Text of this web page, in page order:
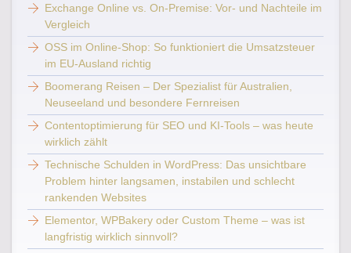
Exchange Online vs. On-Premise: Vor- und Nachteile im
Vergleich
OSS im Online-Shop: So funktioniert die Umsatzsteuer
im EU-Ausland richtig
Boomerang Reisen – Der Spezialist für Australien,
Neuseeland und besondere Fernreisen
Contentoptimierung für SEO und KI-Tools – was heute
wirklich zählt
Technische Schulden in WordPress: Das unsichtbare
Problem hinter langsamen, instabilen und schlecht
rankenden Websites
Elementor, WPBakery oder Custom Theme – was ist
langfristig wirklich sinnvoll?